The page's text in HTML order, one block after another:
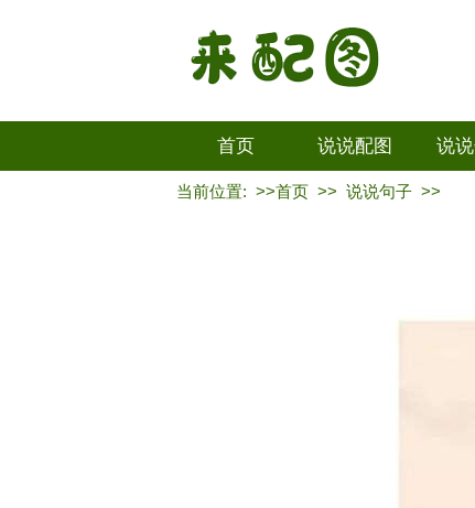
首页 说说配图 说
当前位置: >>首页 >> 说说句子 >>